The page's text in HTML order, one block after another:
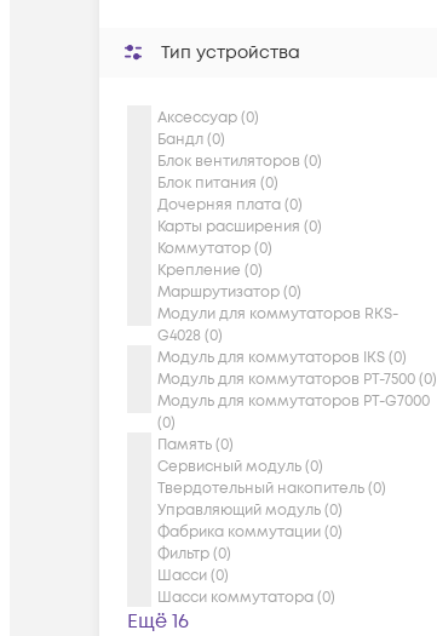
Тип устройства
Аксессуар (0)
Бандл (0)
Блок вентиляторов (0)
Блок питания (0)
Дочерняя плата (0)
Карты расширения (0)
Коммутатор (0)
Крепление (0)
Маршрутизатор (0)
Модули для коммутаторов RKS-
G4028 (0)
Модуль для коммутаторов IKS (0)
Модуль для коммутаторов PT-7500 (0)
Модуль для коммутаторов PT-G7000
(0)
Память (0)
Сервисный модуль (0)
Твердотельный накопитель (0)
Управляющий модуль (0)
Фабрика коммутации (0)
Фильтр (0)
Шасси (0)
Шасси коммутатора (0)
Ещё 16